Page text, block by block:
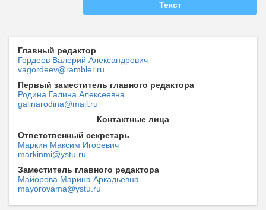
Текст
Главный редактор
Гордеев Валерий Александрович
vagordeev@rambler.ru
Первый заместитель главного редактора
Родина Галина Алексеевна
galinarodina@mail.ru
Контактные лица
Ответственный секретарь
Маркин Максим Игоревич
markinmi@ystu.ru
Заместитель главного редактора
Майорова Марина Аркадьевна
mayorovama@ystu.ru